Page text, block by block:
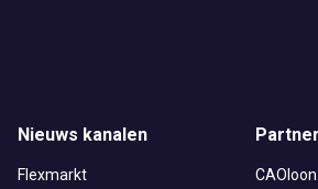
Nieuws kanalen
Flexmarkt
CAOloon